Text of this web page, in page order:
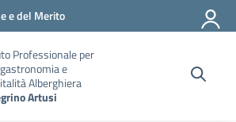
e del Merito
Professionale per
e
Alberghiera
Artusi